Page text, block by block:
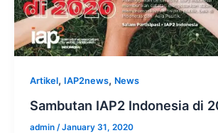
Artikel, IAP2news, News
Sambutan IAP2 Indonesia di
admin /January 31, 2020